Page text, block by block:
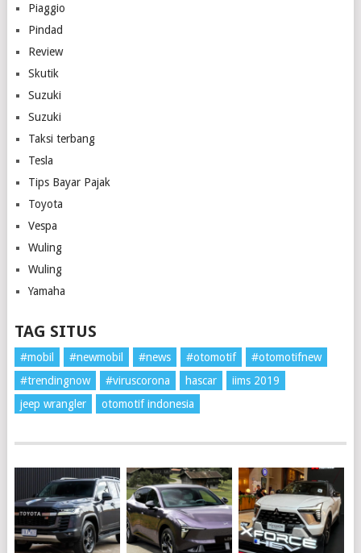
Piaggio
Pindad
Review
Skutik
Suzuki
Suzuki
Taksi terbang
Tesla
Tips Bayar Pajak
Toyota
Vespa
Wuling
Wuling
Yamaha
TAG SITUS
#mobil #newmobil #news #otomotif
#otomotifnew
#trendingnow
#viruscorona hascar
iims 2019
jeep wrangler
otomotif indonesia